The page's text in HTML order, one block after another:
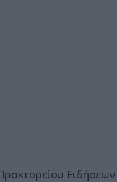
Ειδήσεων